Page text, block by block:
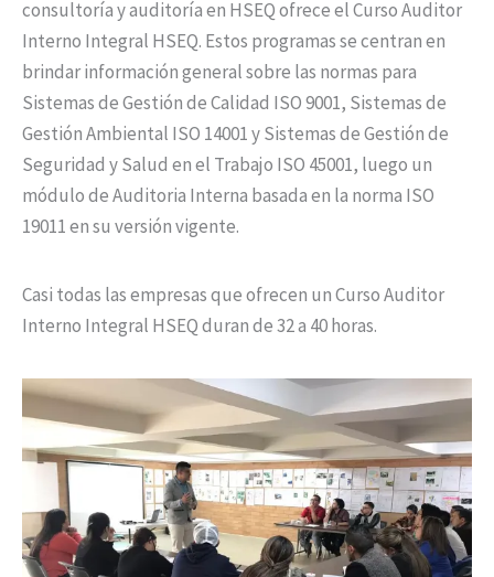
consultoría y auditoría en HSEQ ofrece el Curso Auditor
Interno Integral HSEQ. Estos programas se centran en
brindar información general sobre las normas para
Sistemas de Gestión de Calidad ISO 9001, Sistemas de
Gestión Ambiental ISO 14001 y Sistemas de Gestión de
Seguridad y Salud en el Trabajo ISO 45001, luego un
módulo de Auditoria Interna basada en la norma ISO
19011 en su versión vigente.
Casi todas las empresas que ofrecen un Curso Auditor
Interno Integral HSEQ duran de 32 a 40 horas.